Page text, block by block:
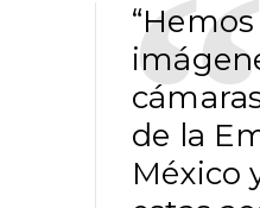
de la
México